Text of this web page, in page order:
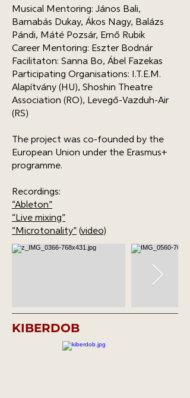
Musical Mentoring: János Bali,
Barnabás Dukay, Ákos Nagy, Balázs
Pándi, Máté Pozsár, Ernő Rubik
Career Mentoring: Eszter Bodnár
Facilitaton: Sanna Bo, Ábel Fazekas
Participating Organisations: I.T.E.M.
Alapítvány (HU), Shoshin Theatre
Association (RO), Levegő-Vazduh-Air
(RS)
The project was co-founded by the
European Union under the Erasmus+
programme.
Recordings:
“Ableton”
“Live mixing”
“Microtonality” (video)
KIBERDOB